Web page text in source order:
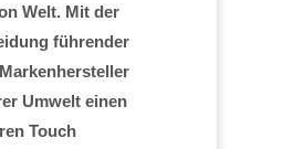
Welt. Mit der
führender
Umwelt einen
Touch